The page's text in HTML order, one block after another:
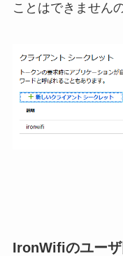
ことはできません
IronWifiのユー